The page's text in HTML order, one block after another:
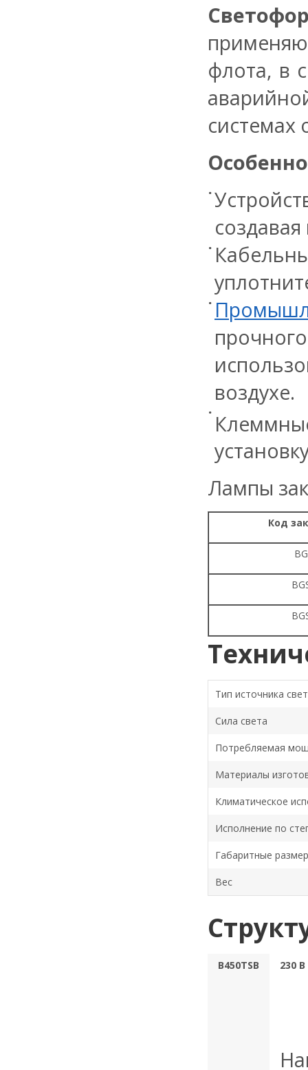
флота, в
системах
воздухе.
Лампы
Код
Тип источника
Сила света
Потребляемая
Материалы
Климатическое
Исполнение по
Габаритные
Вес
B450TSB 230 В